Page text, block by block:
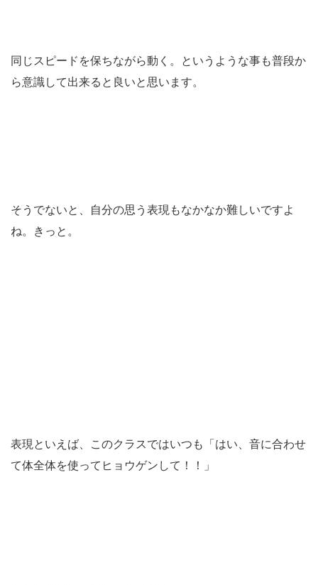
同じスピードを保ちながら動く。というような事も普段か
ら意識して出来ると良いと思います。
そうでないと、自分の思う表現もなかなか難しいですよ
ね。きっと。
表現といえば、このクラスではいつも「はい、音に合わせ
て体全体を使ってヒョウゲンして！！」